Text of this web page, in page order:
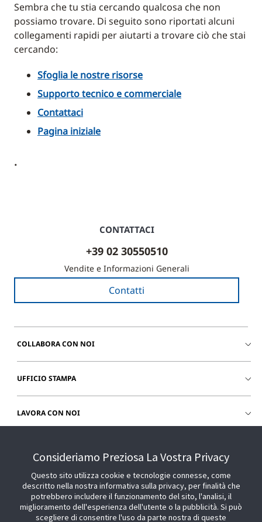
Sembra che tu stia cercando qualcosa che non
possiamo trovare. Di seguito sono riportati alcuni
collegamenti rapidi per aiutarti a trovare ciò che stai
cercando:
Sfoglia le nostre risorse
Supporto tecnico e commerciale
Contattaci
Pagina iniziale
.
CONTATTACI
+39 02 30550510
Vendite e Informazioni Generali
Contatti
COLLABORA CON NOI
UFFICIO STAMPA
LAVORA CON NOI
Consideriamo Preziosa La Vostra Privacy
Questo sito utilizza cookie e tecnologie connesse, come
descritto nella nostra informativa sulla privacy, per finalità che
potrebbero includere il funzionamento del sito, l'analisi, il
miglioramento dell'esperienza dell'utente o la pubblicità. Si può
scegliere di consentire l'uso da parte nostra di queste